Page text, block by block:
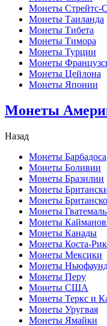
Монеты Стрейтс-
Монеты Таиланда
Монеты Тибета
Монеты Тимора
Монеты Турции
Монеты
Монеты Цейлона
Монеты Японии
Монеты
Назад
Монеты Барбадоса
Монеты Боливии
Монеты Бразилии
Монеты
Монеты
Монеты
Монеты
Монеты Канады
Монеты Коста-
Монеты Мексики
Монеты
Монеты Перу
Монеты США
Монеты Теркс и
Монеты Уругвая
Монеты Ямайки